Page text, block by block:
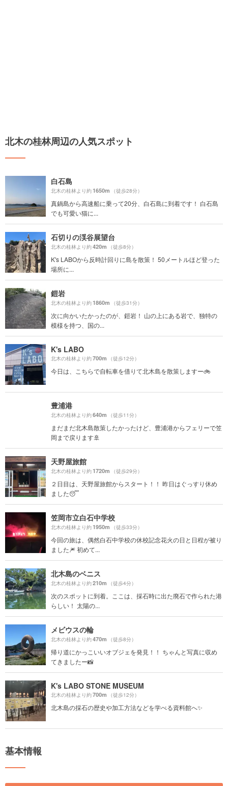
北木の桂林周辺の人気スポット
白石島
北木の桂林より約1650m （徒歩28分）
真鍋島から高速船に乗って20分、白石島に到着です！ 白石島
でも可愛い猫に...
石切りの渓谷展望台
北木の桂林より約420m （徒歩8分）
K's LABOから反時計回りに島を散策！ 50メートルほど登った
場所に...
鎧岩
北木の桂林より約1860m （徒歩31分）
次に向かいたかったのが、鎧岩！ 山の上にある岩で、独特の
模様を持つ、国の...
K's LABO
北木の桂林より約700m （徒歩12分）
今日は、こちらで自転車を借りて北木島を散策しますー🚲
豊浦港
北木の桂林より約640m （徒歩11分）
まだまだ北木島散策したかったけど、豊浦港からフェリーで笠
岡まで戻ります🚢
天野屋旅館
北木の桂林より約1720m （徒歩29分）
２日目は、天野屋旅館からスタート！！ 昨日はぐっすり休め
ました😴
笠岡市立白石中学校
北木の桂林より約1950m （徒歩33分）
今回の旅は、偶然白石中学校の休校記念花火の日と日程が被り
ました🎆 初めて...
北木島のベニス
北木の桂林より約210m （徒歩4分）
次のスポットに到着。ここは、採石時に出た廃石で作られた港
らしい！ 太陽の...
メビウスの輪
北木の桂林より約470m （徒歩8分）
帰り道にかっこいいオブジェを発見！！ ちゃんと写真に収め
てきましたー📸
K's LABO STONE MUSEUM
北木の桂林より約700m （徒歩12分）
北木島の採石の歴史や加工方法などを学べる資料館へ✨
基本情報